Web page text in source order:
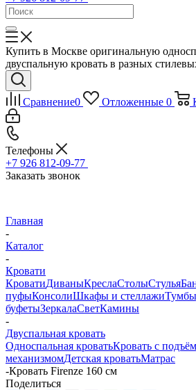
Купить в Москве оригинальную
двуспальную кровать в разных
Сравнение0 Отложенные 0
Телефоны
+7 926 812-09-77
Заказать звонок
Главная
-
Каталог
-
Кровати
КроватиДиваныКреслаСтолыСтулья
пуфыКонсолиШкафы и стеллажи
буфетыЗеркалаСветКамины
-
Двуспальная кровать
Односпальная кроватьКровать с
механизмомДетская кроватьМатрас
-Кровать Firenze 160 см
Поделиться